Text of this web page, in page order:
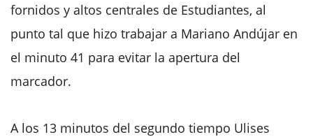
fornidos y altos centrales de Estudiantes, al
punto tal que hizo trabajar a Mariano Andújar en
el minuto 41 para evitar la apertura del
marcador.
A los 13 minutos del segundo tiempo Ulises